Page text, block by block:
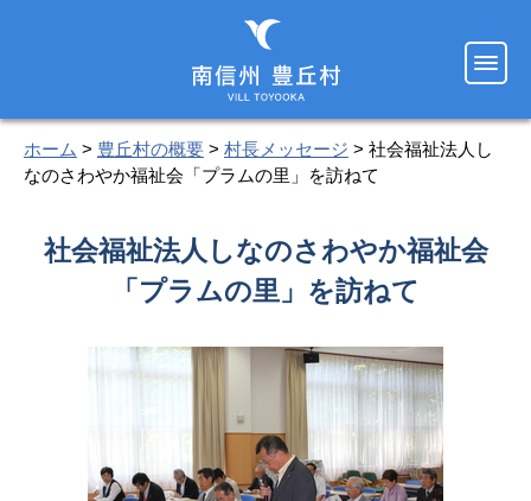
ホーム > 豊丘村の概要 > 村長メッセージ > 社会福祉法人し
なのさわやか福祉会「プラムの里」を訪ねて
社会福祉法人しなのさわやか福祉会
「プラムの里」を訪ねて